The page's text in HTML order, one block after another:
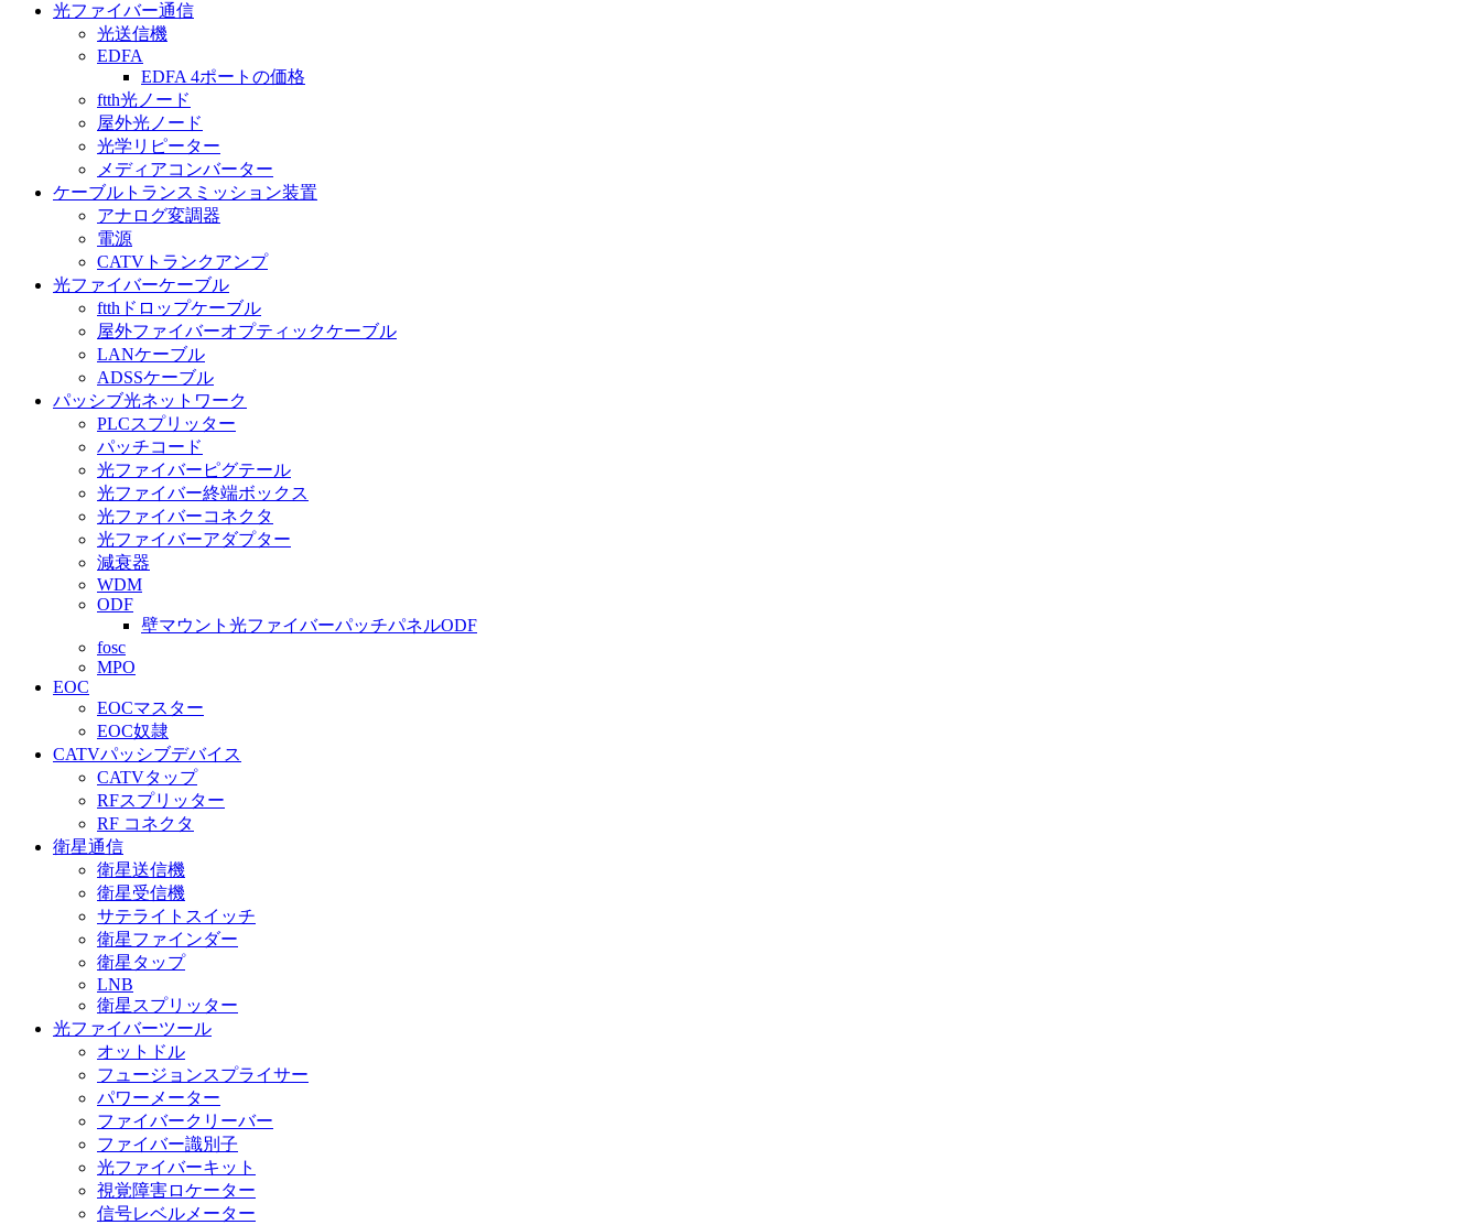
光ファイバー通信
光送信機
EDFA
EDFA 4ポートの価格
ftth光ノード
屋外光ノード
光学リピーター
メディアコンバーター
ケーブルトランスミッション装置
アナログ変調器
電源
CATVトランクアンプ
光ファイバーケーブル
ftthドロップケーブル
屋外ファイバーオプティックケーブル
LANケーブル
ADSSケーブル
パッシブ光ネットワーク
PLCスプリッター
パッチコード
光ファイバーピグテール
光ファイバー終端ボックス
光ファイバーコネクタ
光ファイバーアダプター
減衰器
WDM
ODF
壁マウント光ファイバーパッチパネルODF
fosc
MPO
EOC
EOCマスター
EOC奴隷
CATVパッシブデバイス
CATVタップ
RFスプリッター
RF コネクタ
衛星通信
衛星送信機
衛星受信機
サテライトスイッチ
衛星ファインダー
衛星タップ
LNB
衛星スプリッター
光ファイバーツール
オットドル
フュージョンスプライサー
パワーメーター
ファイバークリーバー
ファイバー識別子
光ファイバーキット
視覚障害ロケーター
信号レベルメーター